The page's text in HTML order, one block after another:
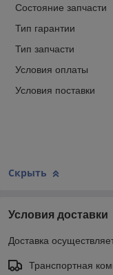
Состояние запчасти
Тип гарантии
Тип запчасти
Условия оплаты
Условия поставки
Скрыть
Условия доставки
Доставка
Транспортная